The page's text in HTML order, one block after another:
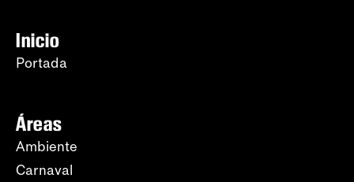
Inicio
Portada
Áreas
Ambiente
Carnaval